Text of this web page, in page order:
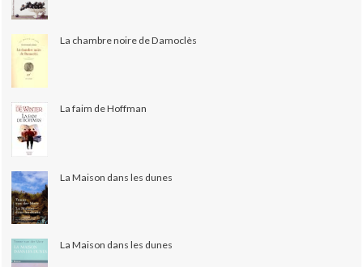
La chambre noire de Damoclès
La faim de Hoffman
La Maison dans les dunes
La Maison dans les dunes